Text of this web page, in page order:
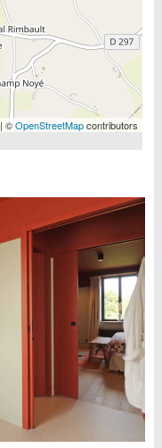
| ©OpenStreetMapcontributors